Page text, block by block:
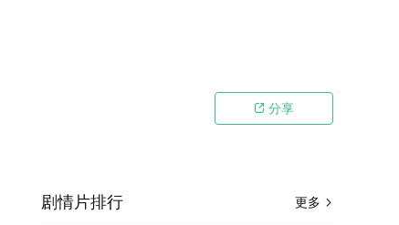
 分享
更多 
剧情片排行